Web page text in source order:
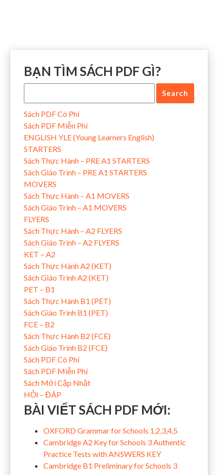
BẠN TÌM SÁCH PDF GÌ?
Sách PDF Có Phí
Sách PDF Miễn Phí
ENGLISH YLE (Young Learners English)
STARTERS
Sách Thực Hành – PRE A1 STARTERS
Sách Giáo Trình – PRE A1 STARTERS
MOVERS
Sách Thực Hành – A1 MOVERS
Sách Giáo Trình – A1 MOVERS
FLYERS
Sách Thực Hành – A2 FLYERS
Sách Giáo Trình – A2 FLYERS
KET – A2
Sách Thực Hành A2 (KET)
Sách Giáo Trình A2 (KET)
PET – B1
Sách Thực Hành B1 (PET)
Sách Giáo Trình B1 (PET)
FCE – B2
Sách Thực Hành B2 (FCE)
Sách Giáo Trình B2 (FCE)
Sách PDF Có Phí
Sách PDF Miễn Phí
Sách Mới Cập Nhật
HỎI – ĐÁP
BÀI VIẾT SÁCH PDF MỚI:
OXFORD Grammar for Schools 1,2,3,4,5
Cambridge A2 Key for Schools 3 Authentic
Practice Tests with ANSWERS KEY
Cambridge B1 Preliminary for Schools 3